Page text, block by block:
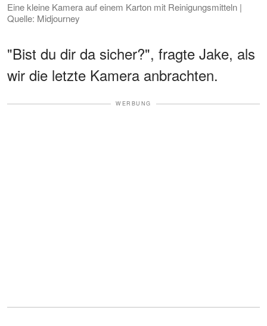
Eine kleine Kamera auf einem Karton mit Reinigungsmitteln |
Quelle: Midjourney
"Bist du dir da sicher?", fragte Jake, als
wir die letzte Kamera anbrachten.
WERBUNG